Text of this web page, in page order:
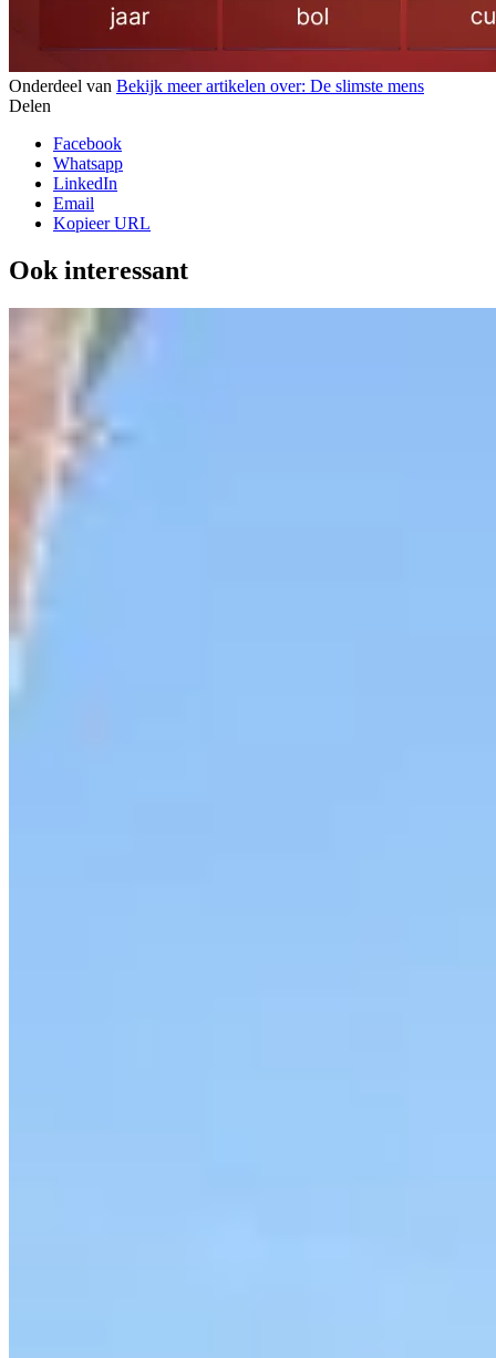
Onderdeel van Bekijk meer artikelen over: De slimste mens
Delen
Facebook
Whatsapp
LinkedIn
Email
Kopieer URL
Ook interessant